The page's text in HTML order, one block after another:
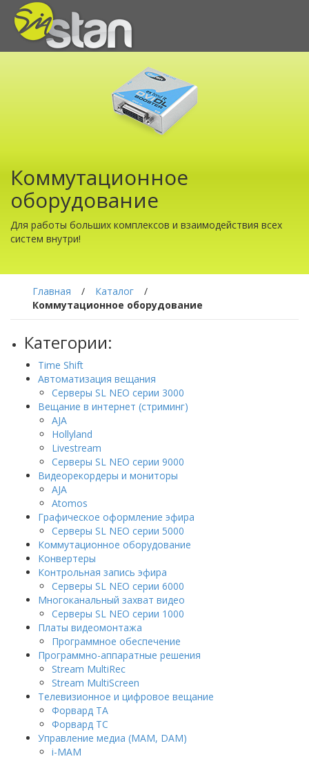
Коммутационное
оборудование
Для работы больших комплексов и взаимодействия всех
систем внутри!
Главная / Каталог
/
Коммутационное оборудование
Категории:
Time Shift
Автоматизация вещания
Серверы SL NEO серии 3000
Вещание в интернет (стриминг)
AJA
Hollyland
Livestream
Серверы SL NEO серии 9000
Видеорекордеры и мониторы
AJA
Atomos
Графическое оформление эфира
Серверы SL NEO серии 5000
Коммутационное оборудование
Конвертеры
Контрольная запись эфира
Серверы SL NEO серии 6000
Многоканальный захват видео
Серверы SL NEO серии 1000
Платы видеомонтажа
Программное обеспечение
Программно-аппаратные решения
Stream MultiRec
Stream MultiScreen
Телевизионное и цифровое вещание
Форвард ТА
Форвард ТС
Управление медиа (MAM, DAM)
i-MAM